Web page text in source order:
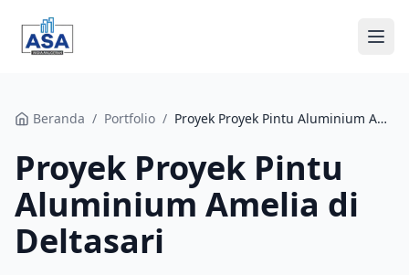
Beranda
Tentang Kami
Layanan
Beranda / Portfolio / Proyek Proyek Pintu Aluminium Amelia di Deltasari
Proyek Proyek Pintu
Aluminium Amelia di
Deltasari